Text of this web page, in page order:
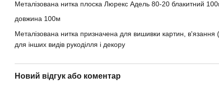
Металізована нитка плоска Люрекс Адель 80-20 блакитний
довжина 100м
Металізована нитка призначена для вишивки картин,
для інших видів рукоділля і декору
Новий відгук або коментар